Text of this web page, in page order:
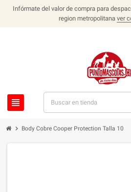
Infórmate del valor de compra para
region metropolitana ver
view_headline
chevron_right Body Cobre Cooper Protection Talla 10